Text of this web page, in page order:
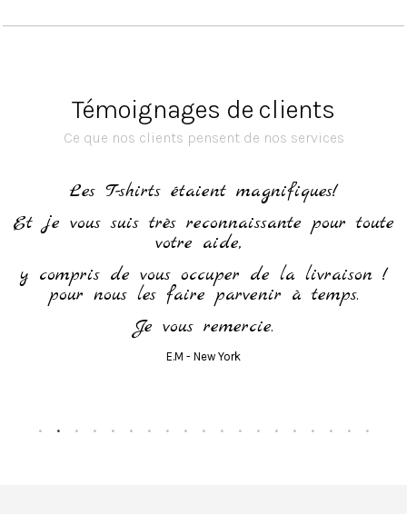
Témoignages de clients
Ce que nos clients pensent de nos services
Les T-shirts étaient magnifiques!
Et je vous suis très reconnaissante pour toute
votre aide,
y compris de vous occuper de la livraison !
pour nous les faire parvenir à temps.
Je vous remercie.
E.M - New York